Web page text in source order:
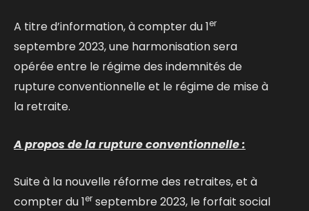
A titre d’information, à compter du 1er
septembre 2023, une harmonisation sera
opérée entre le régime des indemnités de
rupture conventionnelle et le régime de mise à
la retraite.
A propos de la rupture conventionnelle :
Suite à la nouvelle réforme des retraites, et à
compter du 1er septembre 2023, le forfait social